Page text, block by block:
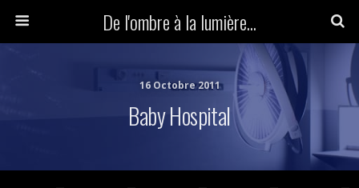
De l'ombre à la lumière...
16 Octobre 2011
Baby Hospital